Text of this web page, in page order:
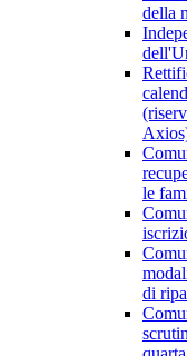
della
le
di